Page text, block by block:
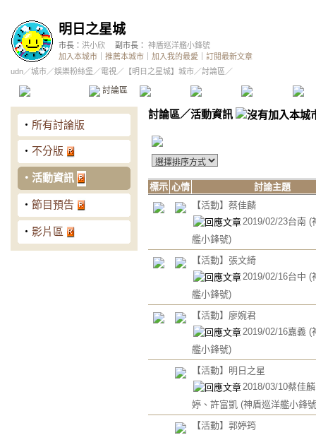
明日之星城
市長： 洪小欣 副市長： 神盾巡洋艦小鋒號
加入本城市
推薦本城市 加入我的最愛
訂閱最新文章
udn／城市／娛樂粉絲堡 ／電視 ／ 【明日之星城】城市／討論區／
討論區 精華區 投票區 影像館
‧ 所有討論版
‧ 不分版
‧ 活動資訊
‧ 節目預告
‧ 影片區
討論區／活動資訊
標示 心情
討論主題
【活動】蔡佳麟
2019/02/23台南 (
艦小鋒號)
【活動】張文綺
2019/02/16台中 (
艦小鋒號)
【活動】廖婉君
2019/02/16嘉義 (
艦小鋒號)
【活動】明日之星
2018/03/10蔡佳
婷、許富凱 (神盾巡洋艦小鋒
【活動】郭婷筠